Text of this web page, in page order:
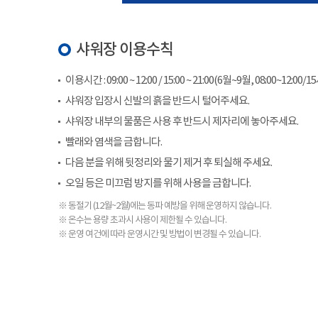
샤워장 이용수칙
이용시간 : 09:00 ~ 12:00 / 15:00 ~ 21:00(6월~9월, 08:00~12:00/
샤워장 입장시 신발의 흙을 반드시 털어주세요.
샤워장 내부의 물품은 사용 후 반드시 제자리에 놓아주세요.
빨래와 염색을 금합니다.
다음 분을 위해 뒷정리와 물기 제거 후 퇴실해 주세요.
오일 등은 미끄럼 방지를 위해 사용을 금합니다.
※ 동절기 (12월~2월)에는 동파 예방을 위해 운영하지 않습니다.
※ 온수는 용량 초과시 사용이 제한될 수 있습니다.
※ 운영 여건에 따라 운영시간 및 방법이 변경될 수 있습니다.